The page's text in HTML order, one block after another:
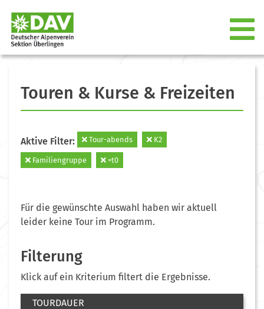
Touren & Kurse & Freizeiten
Aktive Filter: Tour-abends K2
Familiengruppe =t0
Für die gewünschte Auswahl haben wir aktuell
leider keine Tour im Programm.
Filterung
Klick auf ein Kriterium filtert die Ergebnisse.
TOURDAUER